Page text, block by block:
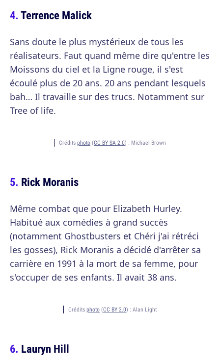
Terrence Malick
Sans doute le plus mystérieux de tous les
réalisateurs. Faut quand même dire qu'entre les
Moissons du ciel et la Ligne rouge, il s'est
écoulé plus de 20 ans. 20 ans pendant lesquels
bah… Il travaille sur des trucs. Notamment sur
Tree of life.
Crédits photo (CC BY-SA 2.0) : Michael Brown
Rick Moranis
Même combat que pour Elizabeth Hurley.
Habitué aux comédies à grand succès
(notamment Ghostbusters et Chéri j'ai rétréci
les gosses), Rick Moranis a décidé d'arrêter sa
carrière en 1991 à la mort de sa femme, pour
s'occuper de ses enfants. Il avait 38 ans.
Crédits photo (CC BY 2.0) : Alan Light
Lauryn Hill